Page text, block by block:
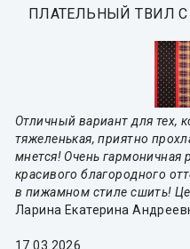
ПЛАТЕЛЬНЫЙ ТВИЛ
Отличный вариант для тех,
тяжеленькая, приятно
мнется! Очень гармоничная
красивого благородного
в пижамном стиле сшить!
Ларина Екатерина
17.03.2026